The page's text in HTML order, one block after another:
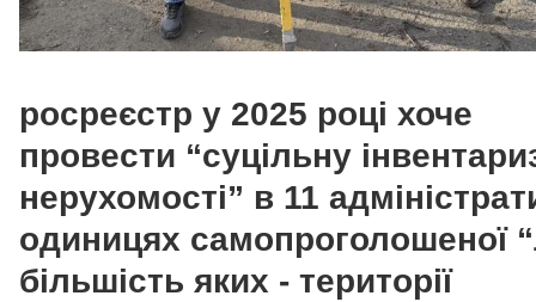
росреєстр у 2025 році хоче
провести “суцільну
нерухомості” в 11
одиницях самопроголошеної
більшість яких - території